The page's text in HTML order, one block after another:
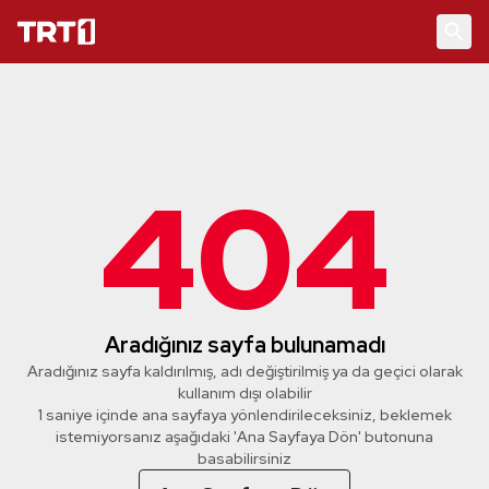
404
Aradığınız sayfa bulunamadı
Aradığınız sayfa kaldırılmış, adı değiştirilmiş ya da geçici olarak
kullanım dışı olabilir
1 saniye içinde ana sayfaya yönlendirileceksiniz, beklemek
istemiyorsanız aşağıdaki 'Ana Sayfaya Dön' butonuna
basabilirsiniz